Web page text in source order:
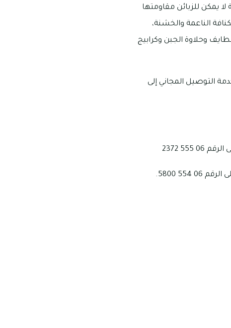
يمكن للزبائن مقاومتها
الناعمة والخشنة،
وحلاوة الجبن وكرابيج
التوصيل المجاني إلى
2372
5800.